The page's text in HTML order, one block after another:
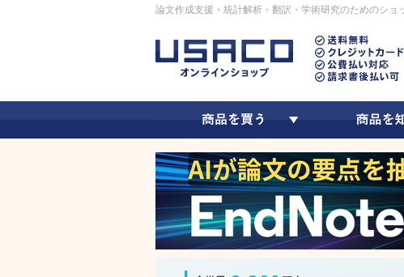
論文作成支援・統計解析・翻訳・学術研究のためのショ